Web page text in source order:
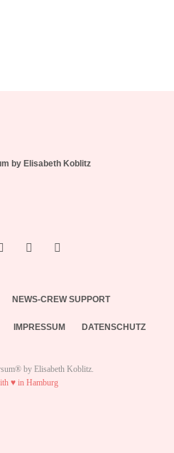
NEWS-CREW SUPPORT
IMPRESSUM DATENSCHUTZ
by Elisabeth Koblitz.
♥ in Hamburg